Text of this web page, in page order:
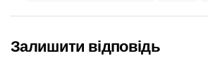
Залишити відповідь